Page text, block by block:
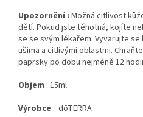
Upozornění : Možná citlivost
dětí. Pokud jste těhotná, kojíte
se se svým lékařem. Vyvarujte
ušima a citlivými oblastmi.
paprsky po dobu nejméně 12
Objem : 15ml
Výrobce : dōTERRA